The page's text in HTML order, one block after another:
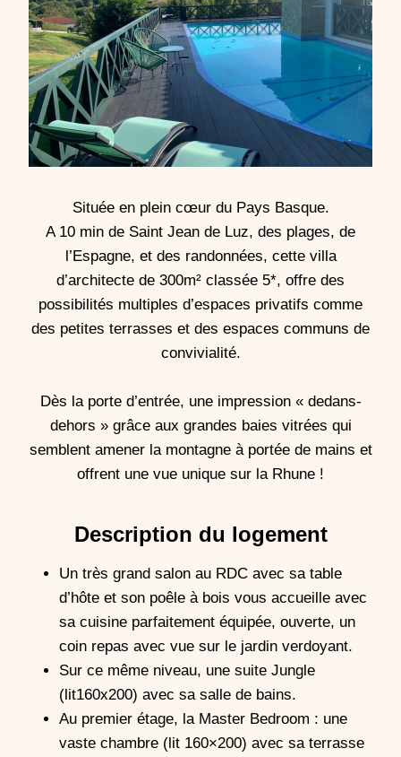
Située en plein cœur du Pays Basque.
A 10 min de Saint Jean de Luz, des plages, de
l’Espagne, et des randonnées, cette villa
d’architecte de 300m² classée 5*, offre des
possibilités multiples d’espaces privatifs comme
des petites terrasses et des espaces communs de
convivialité.
Dès la porte d’entrée, une impression « dedans-
dehors » grâce aux grandes baies vitrées qui
semblent amener la montagne à portée de mains et
offrent une vue unique sur la Rhune !
Description du logement
Un très grand salon au RDC avec sa table
d’hôte et son poêle à bois vous accueille avec
sa cuisine parfaitement équipée, ouverte, un
coin repas avec vue sur le jardin verdoyant.
Sur ce même niveau, une suite Jungle
(lit160x200) avec sa salle de bains.
Au premier étage, la Master Bedroom : une
vaste chambre (lit 160×200) avec sa terrasse